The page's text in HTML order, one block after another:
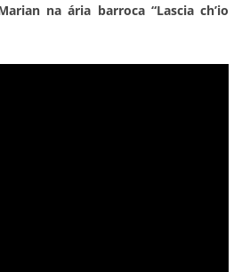
na ária barroca “Lascia ch’io